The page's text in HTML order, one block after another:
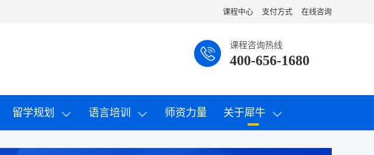
课程中心 支付方式 在线咨询
课程咨询热线
400-656-1680
留学规划 语言培训 师资力量 关于犀牛